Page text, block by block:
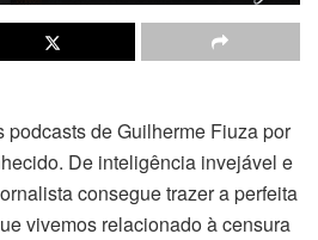
podcasts de Guilherme Fiuza por
De inteligência invejável e
consegue trazer a perfeita
vivemos relacionado à censura